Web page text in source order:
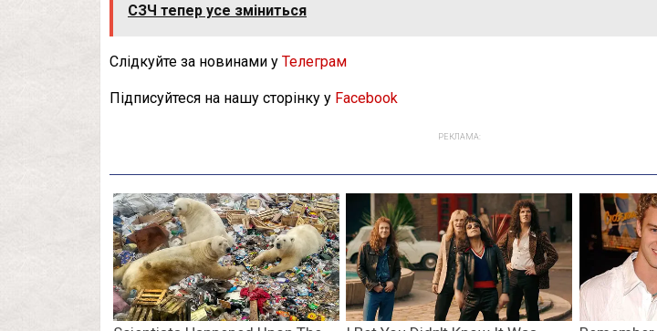
СЗЧ тепер усе зміниться
Слідкуйте за новинами у Телеграм
Підписуйтеся на нашу сторінку у Facebook
РЕКЛАМА: